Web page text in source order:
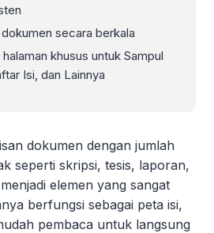
secara berkala
halaman khusus untuk Sampul
Isi, dan Lainnya
dokumen dengan jumlah
seperti skripsi, tesis, laporan,
elemen yang sangat
berfungsi sebagai peta isi,
pembaca untuk langsung